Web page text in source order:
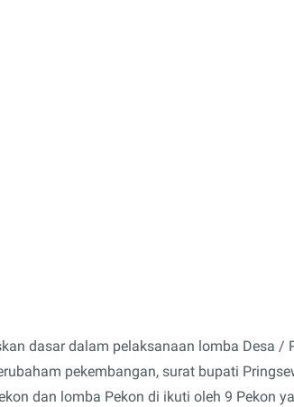
dasar dalam pelaksanaan lomba Desa /
pekembangan, surat bupati
dan lomba Pekon di ikuti oleh 9 Pekon